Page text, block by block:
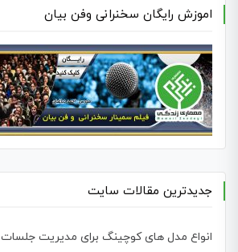
اموزش رایگان سخنرانی وفن بیان
جدیدترین مقالات سایت
انواع مدل های کوچینگ برای مدیریت جلسات